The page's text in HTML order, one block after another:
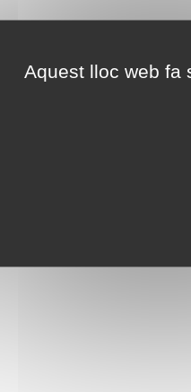
Aquest lloc web fa